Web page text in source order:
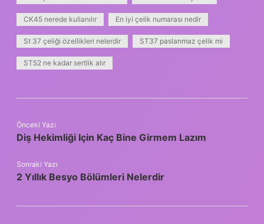
CK45 nerede kullanılır En iyi çelik numarası nedir
St 37 çeliği özellikleri nelerdir ST37 paslanmaz çelik mi
ST52 ne kadar sertlik alır
Önceki Yazı
Diş Hekimliği Için Kaç Bine Girmem Lazım
Sonraki Yazı
2 Yıllık Besyo Bölümleri Nelerdir